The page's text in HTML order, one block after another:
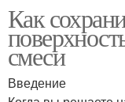
Как
смеси
Введение